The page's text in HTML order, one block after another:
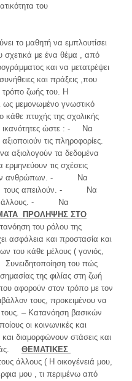
του
το μαθητή να εμπλουτίσει
σχετικά με ένα θέμα , από
και να μετατρέψει
και πράξεις ,που
τρόπο ζωής του. Η
ως μεμονωμένο γνωστικό
κάθε πτυχής της σχολικής
ικανότητες ώστε : - Να
τις πληροφορίες.
αξιολογούν τα δεδομένα
τις σχέσεις
των ανθρώπων. - Να
τους απειλούν. - Να
άλλους. - Να
ΠΡΟΛΗΨΗΣ ΣΤΟ
του ρόλου της
ασφάλεια και προστασία και
του κάθε μέλους ( γονιός,
του πώς
της φιλίας στη ζωή
αφορούν στον τρόπο με τον
τους, προκειμένου να
τους. – Κατανόηση βασικών
οι κοινωνικές και
διαμορφώνουν στάσεις και
ΘΕΜΑΤΙΚΕΣ
άλλους ( Η οικογένειά μου,
μου , τι περιμένω από